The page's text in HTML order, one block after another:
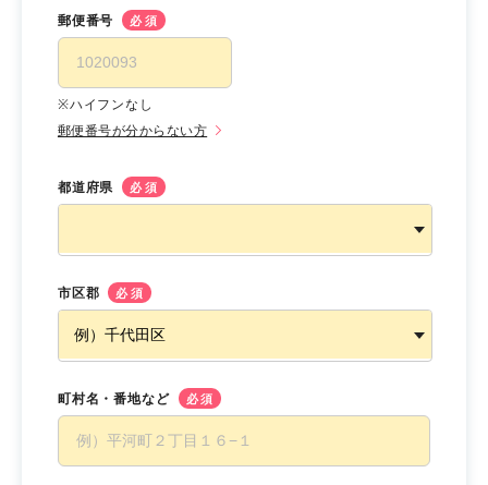
郵便番号 必須
※ハイフンなし
郵便番号が分からない方
都道府県 必須
市区郡 必須
町村名・番地など 必須